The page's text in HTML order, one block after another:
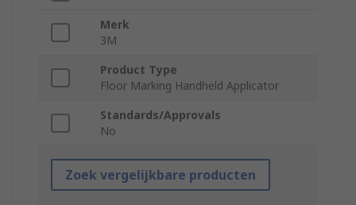
Merk
3M
Product Type
Floor Marking Handheld Applicator
Standards/Approvals
No
Zoek vergelijkbare producten